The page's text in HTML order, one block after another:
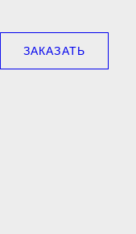
ЗАКАЗАТЬ